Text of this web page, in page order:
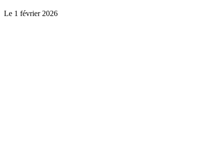
Le 1 février 2026